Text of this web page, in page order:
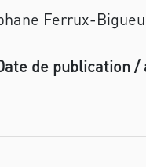
Ferrux-
de publication